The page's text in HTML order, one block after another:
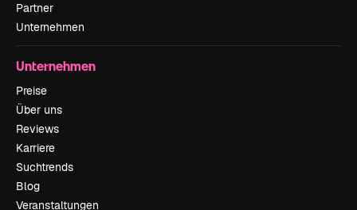
Partner
Unternehmen
Unternehmen
Preise
Über uns
Reviews
Karriere
Suchtrends
Blog
Veranstaltungen